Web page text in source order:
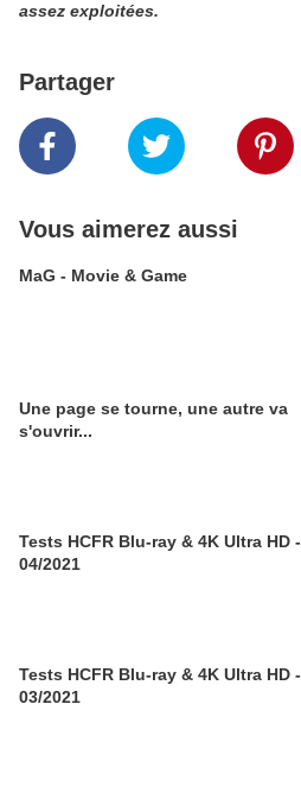
assez exploitées.
Partager
Vous aimerez aussi
MaG - Movie & Game
Une page se tourne, une autre va
s'ouvrir...
Tests HCFR Blu-ray & 4K Ultra HD -
04/2021
Tests HCFR Blu-ray & 4K Ultra HD -
03/2021